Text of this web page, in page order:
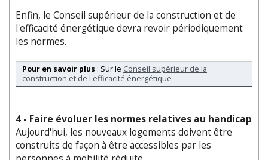
Enfin, le Conseil supérieur de la construction et de
l'efficacité énergétique devra revoir périodiquement
les normes.
Pour en savoir plus : Sur le Conseil supérieur de la
construction et de l'efficacité énergétique
4 - Faire évoluer les normes relatives au handicap
Aujourd'hui, les nouveaux logements doivent être
construits de façon à être accessibles par les